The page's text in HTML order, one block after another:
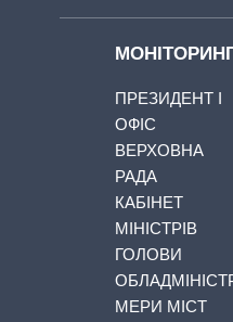
ПРЕЗИДЕНТ І
ОФІС
ВЕРХОВНА
РАДА
КАБІНЕТ
МІНІСТРІВ
ГОЛОВИ
МЕРИ МІСТ